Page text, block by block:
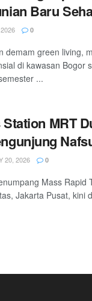
Baru
Miliaran
0
demam green living,
di kawasan Bogor
...
MRT
20, 2026 0
Mass Rapid
Jakarta Pusat, kini